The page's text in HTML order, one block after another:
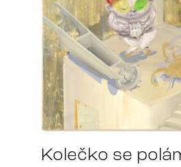
Kolečko se